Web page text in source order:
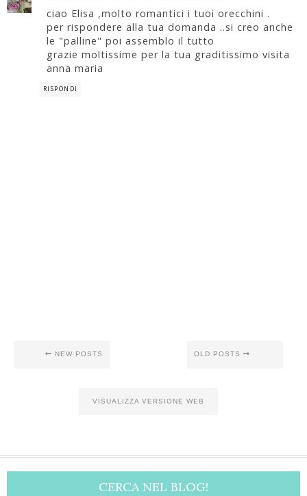
ciao Elisa ,molto romantici i tuoi orecchini .
per rispondere alla tua domanda ..si creo anche
le "palline" poi assemblo il tutto
grazie moltissime per la tua graditissimo visita
anna maria
RISPONDI
NEW POSTS OLD POSTS
VISUALIZZA VERSIONE WEB
CERCA NEL BLOG!